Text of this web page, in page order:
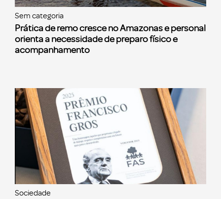
Sem categoria
Prática de remo cresce no Amazonas e personal
orienta a necessidade de preparo físico e
acompanhamento
Sociedade